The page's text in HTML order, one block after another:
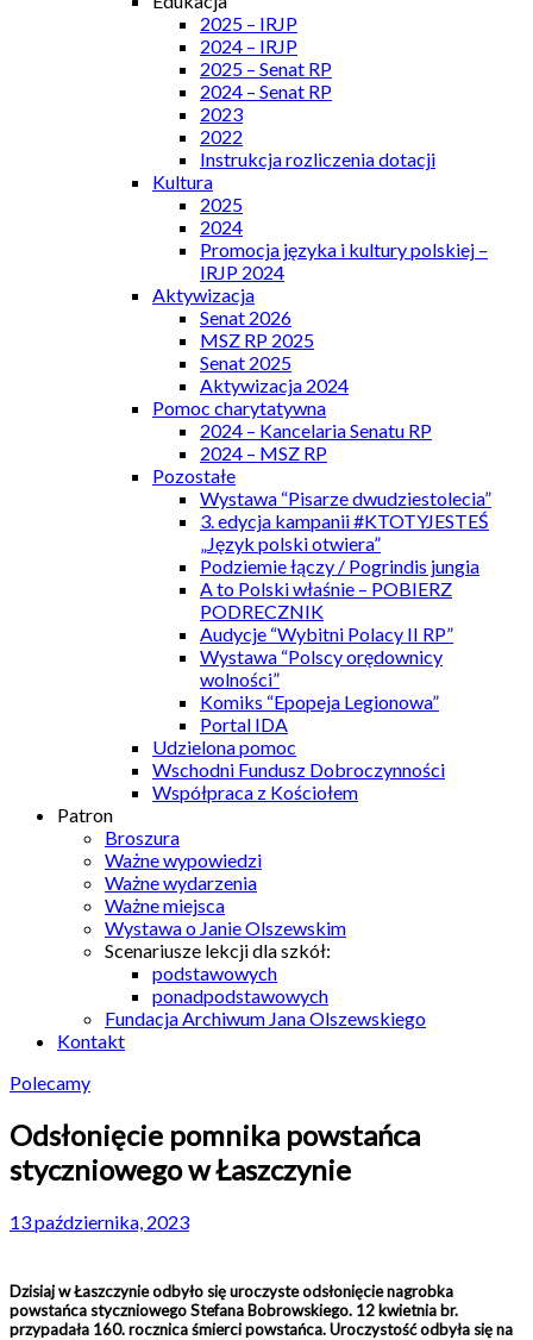
2025 – IRJP
2024 – IRJP
2025 – Senat RP
2024 – Senat RP
2023
2022
Instrukcja rozliczenia dotacji
Kultura
2025
2024
Promocja języka i kultury polskiej –
IRJP 2024
Aktywizacja
Senat 2026
MSZ RP 2025
Senat 2025
Aktywizacja 2024
Pomoc charytatywna
2024 – Kancelaria Senatu RP
2024 – MSZ RP
Pozostałe
Wystawa “Pisarze dwudziestolecia”
3. edycja kampanii #KTOTYJESTEŚ
„Język polski otwiera”
Podziemie łączy / Pogrindis jungia
A to Polski właśnie – POBIERZ
PODRECZNIK
Audycje “Wybitni Polacy II RP”
Wystawa “Polscy orędownicy
wolności”
Komiks “Epopeja Legionowa”
Portal IDA
Udzielona pomoc
Wschodni Fundusz Dobroczynności
Współpraca z Kościołem
Patron
Broszura
Ważne wypowiedzi
Ważne wydarzenia
Ważne miejsca
Wystawa o Janie Olszewskim
Scenariusze lekcji dla szkół:
podstawowych
ponadpodstawowych
Fundacja Archiwum Jana Olszewskiego
Kontakt
Polecamy
Odsłonięcie pomnika powstańca
styczniowego w Łaszczynie
13 października, 2023
Dzisiaj w Łaszczynie odbyło się uroczyste odsłonięcie nagrobka
powstańca styczniowego Stefana Bobrowskiego. 12 kwietnia br.
przypadała 160. rocznica śmierci powstańca. Uroczystość odbyła się na